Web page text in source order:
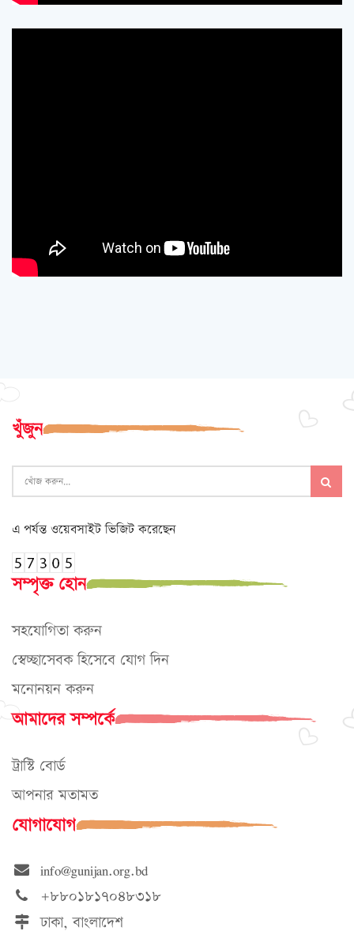
খুঁজুন
এ পর্যন্ত ওয়েবসাইট ভিজিট করেছেন
সম্পৃক্ত হোন
সহযোগিতা করুন
স্বেচ্ছাসেবক হিসেবে যোগ দিন
মনোনয়ন করুন
আমাদের সম্পর্কে
ট্রাস্টি বোর্ড
আপনার মতামত
যোগাযোগ
info@gunijan.org.bd
+৮৮০১৮১৭০৪৮৩১৮
ঢাকা, বাংলাদেশ